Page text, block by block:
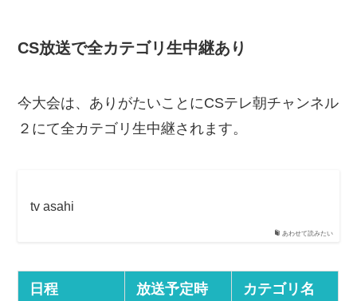
CS放送で全カテゴリ生中継あり
今大会は、ありがたいことにCSテレ朝チャンネル
２にて全カテゴリ生中継されます。
あわせて読みたい
tv asahi
日程
放送予定時
カテゴリ名